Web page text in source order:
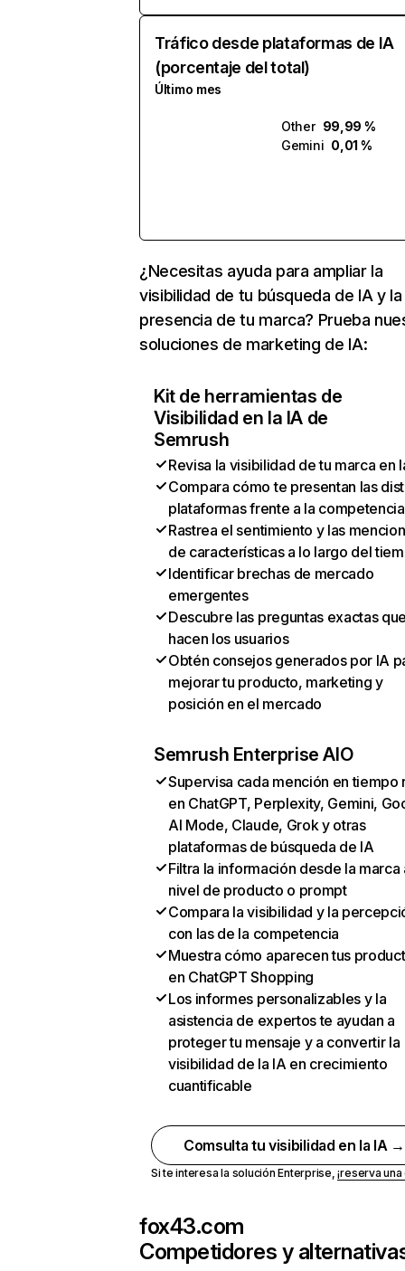
Tráfico desde plataformas de IA
(porcentaje del total)
Último mes
Other 99,99 %
Gemini 0,01 %
¿Necesitas ayuda para ampliar la
visibilidad de tu búsqueda de IA y la
presencia de tu marca? Prueba
soluciones de marketing de IA:
Kit de herramientas de
Visibilidad en la IA de
Semrush
Revisa la visibilidad de tu marca en
Compara cómo te presentan las
plataformas frente a la competencia
Rastrea el sentimiento y las
de características a lo largo del
Identificar brechas de mercado
emergentes
Descubre las preguntas exactas
hacen los usuarios
Obtén consejos generados por IA
mejorar tu producto, marketing y
posición en el mercado
Semrush Enterprise AIO
Supervisa cada mención en tiempo
en ChatGPT, Perplexity, Gemini,
AI Mode, Claude, Grok y otras
plataformas de búsqueda de IA
Filtra la información desde la marca
nivel de producto o prompt
Compara la visibilidad y la
con las de la competencia
Muestra cómo aparecen tus
en ChatGPT Shopping
Los informes personalizables y la
asistencia de expertos te ayudan a
proteger tu mensaje y a convertir la
visibilidad de la IA en crecimiento
cuantificable
Comsulta tu visibilidad en la IA →
Si te interesa la solución Enterprise,¡reserva
fox43.com
Competidores y